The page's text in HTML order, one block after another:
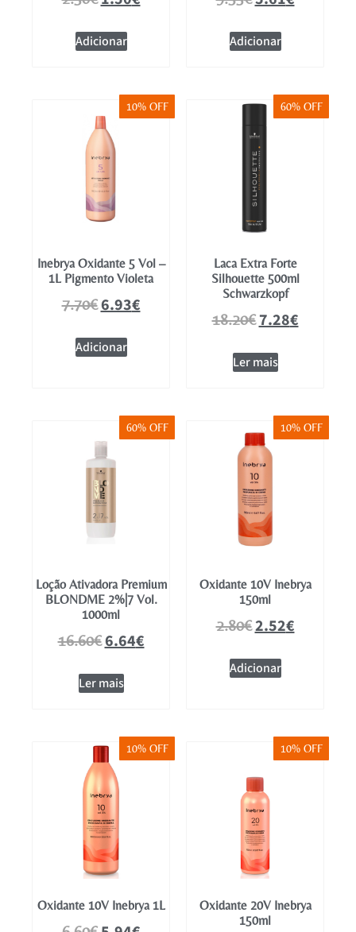
Adicionar Adicionar
10% OFF
Inebrya Oxidante 5 Vol –
1L Pigmento Violeta
7.70€6.93€
Adicionar
60% OFF
Laca Extra Forte
Silhouette 500ml
Schwarzkopf
18.20€7.28€
Ler mais
60% OFF
Loção Ativadora Premium
BLONDME 2%|7 Vol.
1000ml
16.60€6.64€
Ler mais
10% OFF
Oxidante 10V Inebrya
150ml
2.80€2.52€
Adicionar
10% OFF
Oxidante 10V Inebrya 1L
10% OFF
Oxidante 20V Inebrya
150ml